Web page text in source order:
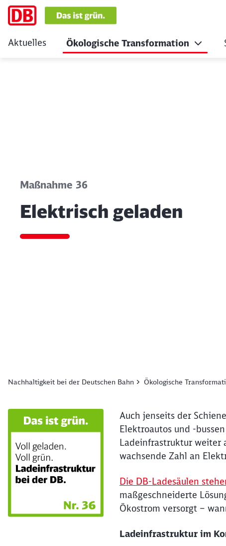
Aktuelles Ökologische Transformation
Maßnahme 36
Elektrisch geladen
Nachhaltigkeit bei der Deutschen Bahn Ökologische
Auch jenseits der
Elektroautos und -
Ladeinfrastruktur weiter
wachsende Zahl an
Die DB-Ladesäulen
maßgeschneiderte
Ökostrom versorgt –
Ladeinfrastruktur im